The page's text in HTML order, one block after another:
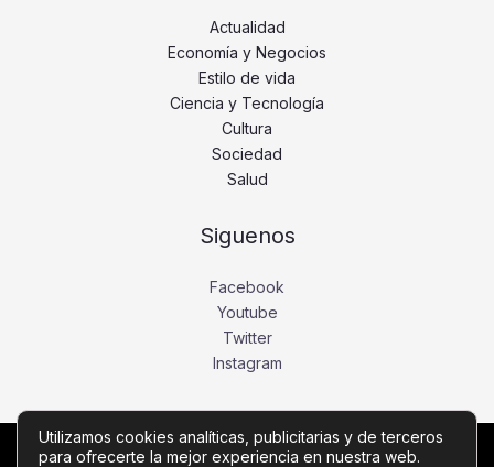
Actualidad
Economía y Negocios
Estilo de vida
Ciencia y Tecnología
Cultura
Sociedad
Salud
Siguenos
Facebook
Youtube
Twitter
Instagram
Utilizamos cookies analíticas, publicitarias y de terceros
para ofrecerte la mejor experiencia en nuestra web.